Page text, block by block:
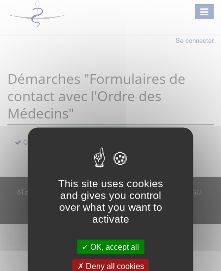
This site uses cookies
and gives you control
over what you want to
activate
OK, accept all
Deny all cookies
Se connecter
Démarches "Formulaires de
contact avec l'Ordre des
Médecins"
Contact
6Tzen ©2015 - Tous droits réservés Mentions légales
CGU
Plan du site
FAQ
Contact
Ce service est proposé par6Tzen